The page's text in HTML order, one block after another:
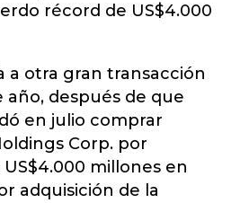
récord de US$4.000
a otra gran transacción
año, después de que
en julio comprar
Corp. por
millones en
adquisición de la